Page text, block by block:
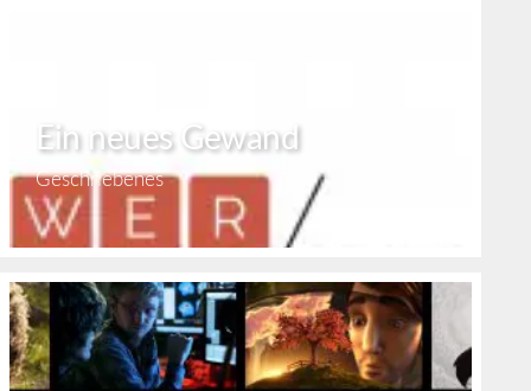
Ein neues Gewand
Geschriebenes